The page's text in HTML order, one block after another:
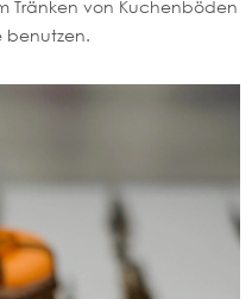
Tränken von Kuchenböden
benutzen.